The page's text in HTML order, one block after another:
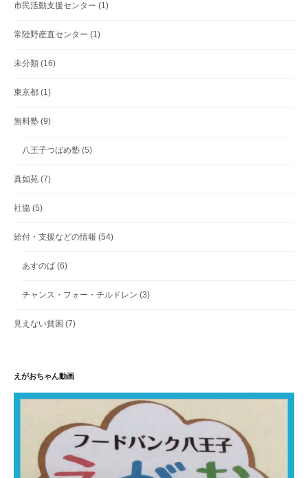
市民活動支援センター (1)
常陸野産直センター (1)
未分類 (16)
東京都 (1)
無料塾 (9)
八王子つばめ塾 (5)
真如苑 (7)
社協 (5)
給付・支援などの情報 (54)
あすのば (6)
チャンス・フォー・チルドレン (3)
見えない貧困 (7)
えがおちゃん動画
動